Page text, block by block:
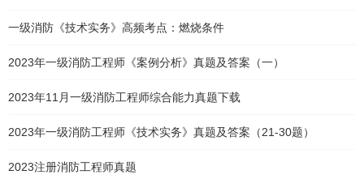
一级消防《技术实务》高频考点：燃烧条件
2023年一级消防工程师《案例分析》真题及答案（一）
2023年11月一级消防工程师综合能力真题下载
2023年一级消防工程师《技术实务》真题及答案（21-30题）
2023注册消防工程师真题